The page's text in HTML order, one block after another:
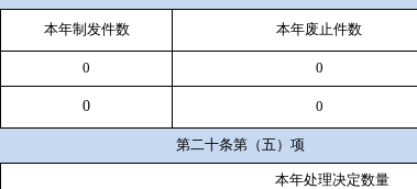
本年制发件数 本年废止件数
0 0
0 0
第二十条第（五）项
本年处理决定数量